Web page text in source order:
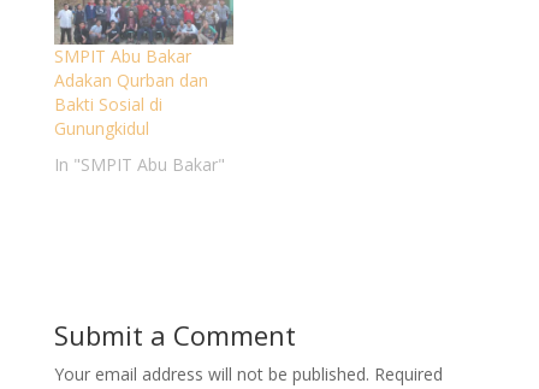
beberapa…
SMPIT Abu Bakar
Adakan Qurban dan
Bakti Sosial di
Gunungkidul
In "SMPIT Abu Bakar"
Submit a Comment
Your email address will not be published. Required